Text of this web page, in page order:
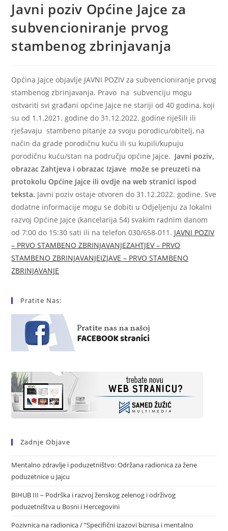
Javni poziv Općine Jajce za
subvencioniranje prvog
stambenog zbrinjavanja
Općina Jajce objavlje JAVNI POZIV za subvencioniranje prvog
stambenog zbrinjavanja. Pravo na subvenciju mogu
ostvariti svi građani općine Jajce ne stariji od 40 godina, koji
su od 1.1.2021. godine do 31.12.2022. godine riješili ili
rješavaju stambeno pitanje za svoju porodicu/obitelj, na
način da grade porodičnu kuću ili su kupili/kupuju
porodičnu kuću/stan na području općine Jajce. Javni poziv,
obrazac Zahtjeva i obrazac Izjave može se preuzeti na
protokolu Općine Jajce ili ovdje na web stranici ispod
teksta. Javni poziv ostaje otvoren do 31.12.2022. godine. Sve
dodatne informacije mogu se dobiti u Odjeljenju za lokalni
razvoj Općine Jajce (kancelarija 54) svakim radnim danom
od 7:00 do 15:30 sati ili na telefon 030/658-011. JAVNI POZIV
– PRVO STAMBENO ZBRINJAVANJEZAHTJEV – PRVO
STAMBENO ZBRINJAVANJEIZJAVE – PRVO STAMBENO
ZBRINJAVANJE
Pratite Nas:
Zadnje Objave
Mentalno zdravlje i poduzetništvo: Održana radionica za žene
poduzetnice u Jajcu
BIHUB III – Podrška i razvoj ženskog zelenog i održivog
poduzetništva u Bosni i Hercegovini
Pozivnica na radionica / “Specifični izazovi biznisa i mentalno